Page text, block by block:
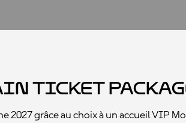
Ticket
2027 grâce au choix à un accueil VIP